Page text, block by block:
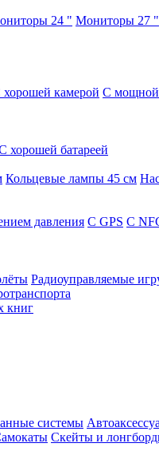
24 " Мониторы 27 "
камерой С мощной
хорошей батареей
Кольцевые лампы 45 см
давления C GPS C
Радиоуправляемые
книг
системы
Скейты и